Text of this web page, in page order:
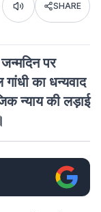
Listen SHARE
पर
का धन्यवाद
न्याय की लड़ाई